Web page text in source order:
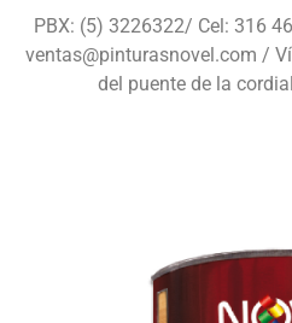
PBX: (5) 3226322/ Cel: 316
ventas@pinturasnovel.com /
del puente de la